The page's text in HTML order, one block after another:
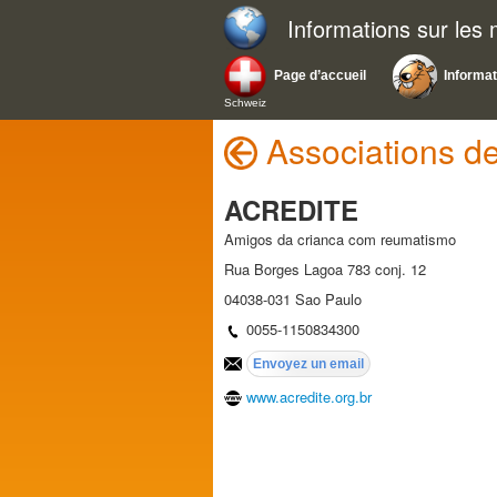
Informations sur les
Page d’accueil
Schweiz
Associations
ACREDITE
Amigos da crianca com reumatismo
Rua Borges Lagoa 783 conj. 12
04038-031 Sao Paulo
0055-1150834300
www.acredite.org.br